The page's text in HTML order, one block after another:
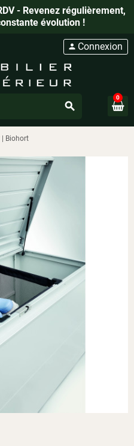
V - Revenez régulièrement,
évolution !
search
person Connexion
0
| Biohort